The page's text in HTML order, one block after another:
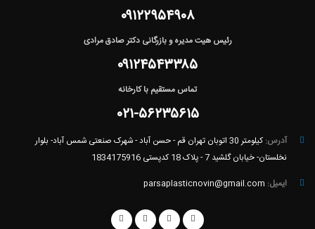
۰۹۱۲۲۹۵۴۹۰۸
رئیس هیت مدیره و بازرگانی دکتر صادق مرادی
۰۹۱۲۴۵۴۳۳۸۵
تماس مستقیم با کارخانه
۰۲۱-۵۶۲۳۵۶۱۵
آدرس:
کیلومتر 30 اتوبان تهران قم - حسن آباد - شهرک صنعتی شمس آباد- بلوار
نخلستان- خیابان گلشید 7 - پلاک 18 کدپستی 1834175916
ایمیل: parsaplasticnovin@gmail.com